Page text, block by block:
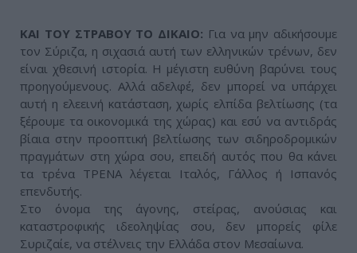
ΚΑΙ ΤΟΥ ΣΤΡΑΒΟΥ ΤΟ ΔΙΚΑΙΟ: Για να μην αδικήσουμε
τον Σύριζα, η σιχασιά αυτή των ελληνικών τρένων, δεν
είναι χθεσινή ιστορία. Η μέγιστη ευθύνη βαρύνει τους
προηγούμενους. Αλλά αδελφέ, δεν μπορεί να υπάρχει
αυτή η ελεεινή κατάσταση, χωρίς ελπίδα βελτίωσης (τα
ξέρουμε τα οικονομικά της χώρας) και εσύ να αντιδράς
βίαια στην προοπτική βελτίωσης των σιδηροδρομικών
πραγμάτων στη χώρα σου, επειδή αυτός που θα κάνει
τα τρένα ΤΡΕΝΑ λέγεται Ιταλός, Γάλλος ή Ισπανός
επενδυτής.
Στο όνομα της άγονης, στείρας, ανούσιας και
καταστροφικής ιδεοληψίας σου, δεν μπορείς φίλε
Συριζαίε, να στέλνεις την Ελλάδα στον Μεσαίωνα.